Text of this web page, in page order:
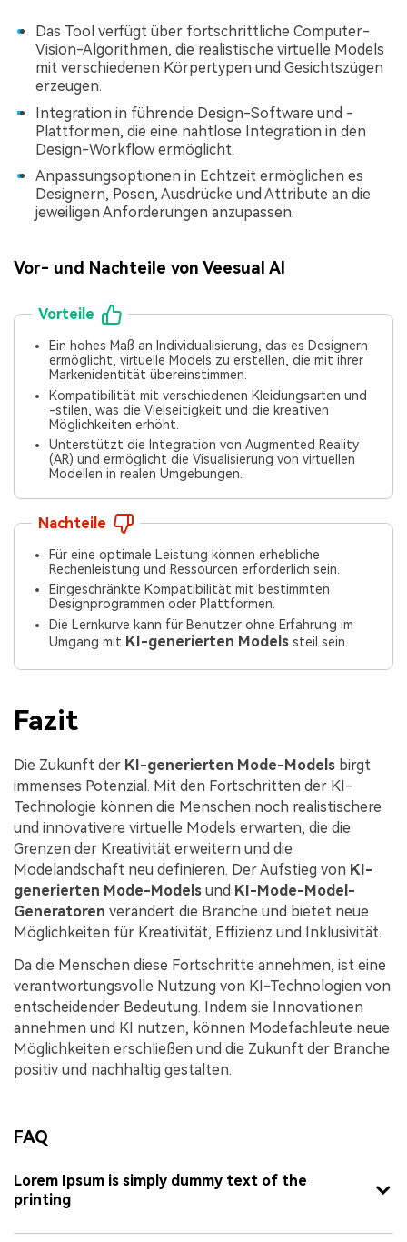
Das Tool verfügt über fortschrittliche Computer-
Vision-Algorithmen, die realistische virtuelle Models
mit verschiedenen Körpertypen und Gesichtszügen
erzeugen.
Integration in führende Design-Software und -
Plattformen, die eine nahtlose Integration in den
Design-Workflow ermöglicht.
Anpassungsoptionen in Echtzeit ermöglichen es
Designern, Posen, Ausdrücke und Attribute an die
jeweiligen Anforderungen anzupassen.
Vor- und Nachteile von Veesual AI
Vorteile
Ein hohes Maß an Individualisierung, das es Designern
ermöglicht, virtuelle Models zu erstellen, die mit ihrer
Markenidentität übereinstimmen.
Kompatibilität mit verschiedenen Kleidungsarten und
-stilen, was die Vielseitigkeit und die kreativen
Möglichkeiten erhöht.
Unterstützt die Integration von Augmented Reality
(AR) und ermöglicht die Visualisierung von virtuellen
Modellen in realen Umgebungen.
Nachteile
Für eine optimale Leistung können erhebliche
Rechenleistung und Ressourcen erforderlich sein.
Eingeschränkte Kompatibilität mit bestimmten
Designprogrammen oder Plattformen.
Die Lernkurve kann für Benutzer ohne Erfahrung im
Umgang mit KI-generierten Models steil sein.
Fazit
Die Zukunft der KI-generierten Mode-Models birgt
immenses Potenzial. Mit den Fortschritten der KI-
Technologie können die Menschen noch realistischere
und innovativere virtuelle Models erwarten, die die
Grenzen der Kreativität erweitern und die
Modelandschaft neu definieren. Der Aufstieg von KI-
generierten Mode-Models und KI-Mode-Model-
Generatoren verändert die Branche und bietet neue
Möglichkeiten für Kreativität, Effizienz und Inklusivität.
Da die Menschen diese Fortschritte annehmen, ist eine
verantwortungsvolle Nutzung von KI-Technologien von
entscheidender Bedeutung. Indem sie Innovationen
annehmen und KI nutzen, können Modefachleute neue
Möglichkeiten erschließen und die Zukunft der Branche
positiv und nachhaltig gestalten.
FAQ
Lorem Ipsum is simply dummy text of the
printing